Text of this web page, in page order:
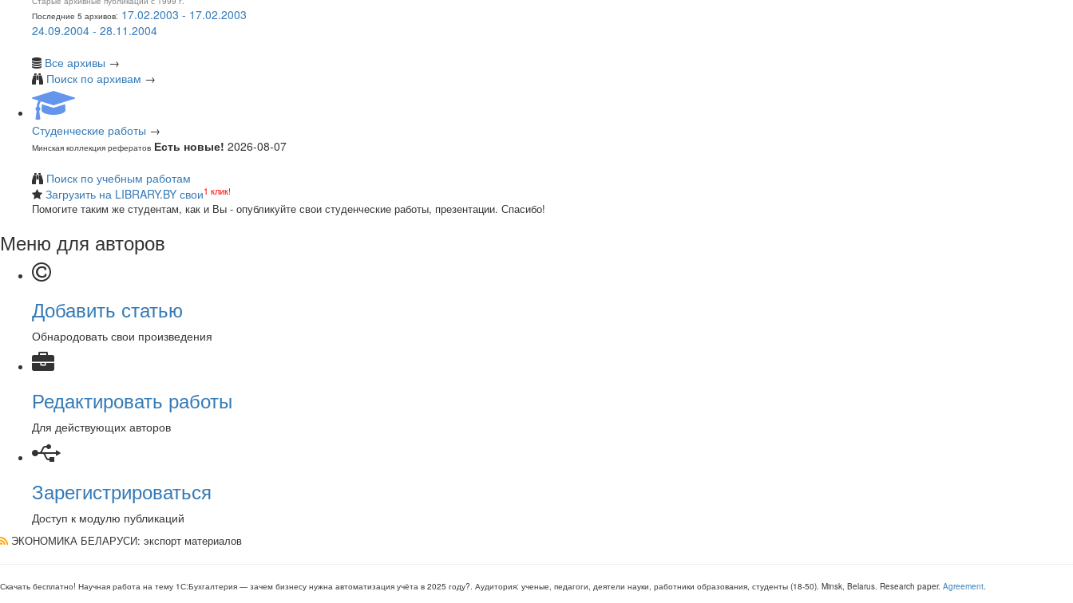
Последние 5 архивов: 17.02.2003 - 17.02.2003
24.09.2004 - 28.11.2004
Все архивы →
Поиск по архивам →
Студенческие работы →
Минская коллекция рефератов Есть новые! 2026-08-07
Поиск по учебным работам
Загрузить на LIBRARY.BY свои1 клик!
Помогите таким же студентам, как и Вы - опубликуйте свои студенческие работы, презентации. Спасибо!
Меню для авторов
Добавить статью
Обнародовать свои произведения
Редактировать работы
Для действующих авторов
Зарегистрироваться
Доступ к модулю публикаций
ЭКОНОМИКА БЕЛАРУСИ: экспорт материалов
Скачать бесплатно! Научная работа на тему 1С:Бухгалтерия — зачем бизнесу нужна автоматизация учёта в 2025 году?. Аудитория: ученые, педагоги, деятели науки, работники образования, студенты (18-50). Minsk, Belarus. Research paper. Agreement.